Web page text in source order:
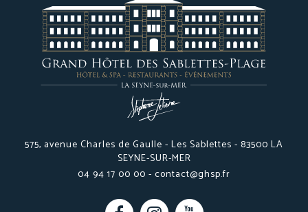
575, avenue Charles de Gaulle - Les Sablettes - 83500 LA
SEYNE-SUR-MER
04 94 17 00 00 - contact@ghsp.fr